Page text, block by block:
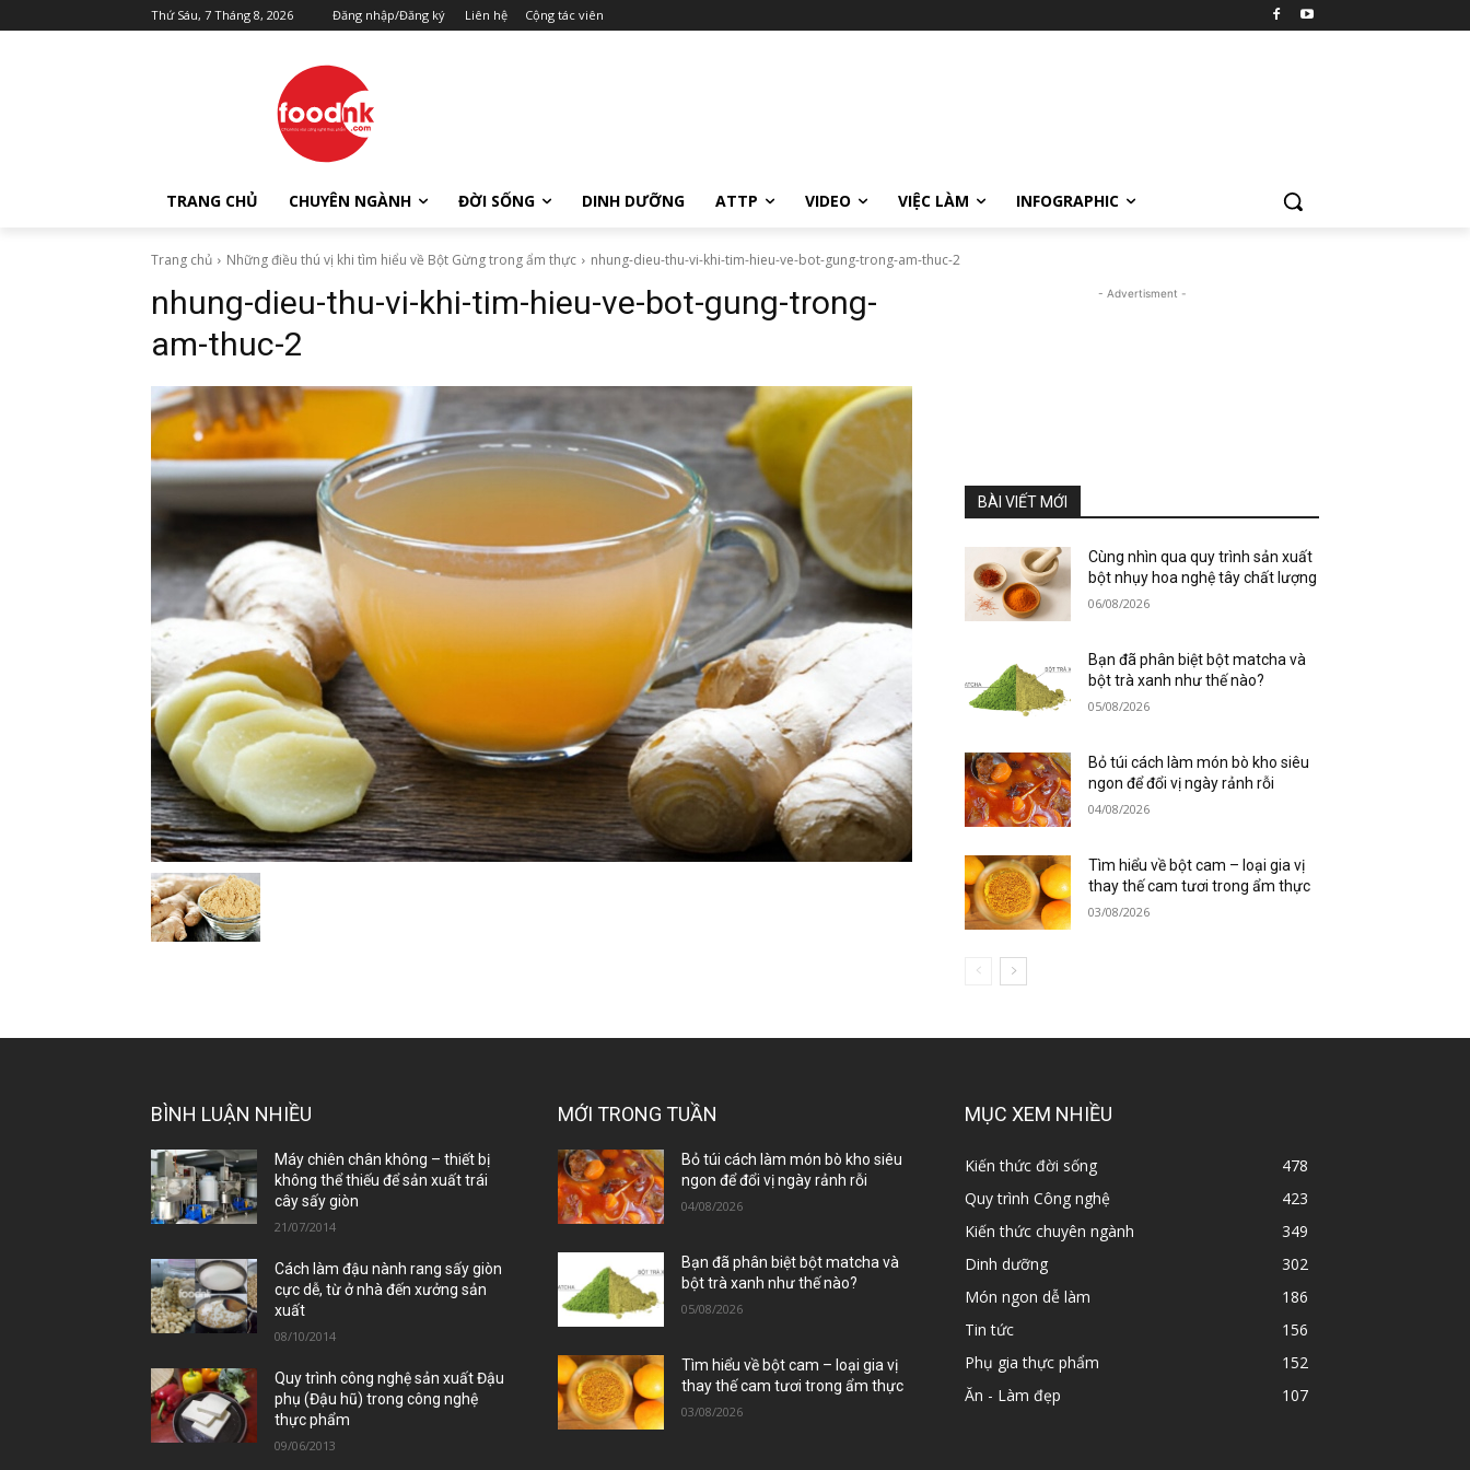
Thứ Sáu, 7 Tháng 8, 2026 Đăng nhập/Đăng ký Liên hệ Cộng tác viên
TRANG CHỦ CHUYÊN NGÀNH ĐỜI SỐNG DINH DƯỠNG ATTP VIDEO VIỆC LÀM INFOGRAPHIC
Trang chủ Những điều thú vị khi tìm hiểu về Bột Gừng trong ẩm thực nhung-dieu-thu-vi-khi-tim-hieu-ve-bot-gung-trong-am-thuc-2
nhung-dieu-thu-vi-khi-tim-hieu-ve-bot-gung-trong-
am-thuc-2
- Advertisment -
BÀI VIẾT MỚI
Cùng nhìn qua quy trình sản xuất
bột nhụy hoa nghệ tây chất lượng
06/08/2026
Bạn đã phân biệt bột matcha và
bột trà xanh như thế nào?
05/08/2026
Bỏ túi cách làm món bò kho siêu
ngon để đổi vị ngày rảnh rỗi
04/08/2026
Tìm hiểu về bột cam – loại gia vị
thay thế cam tươi trong ẩm thực
03/08/2026
BÌNH LUẬN NHIỀU
Máy chiên chân không – thiết bị
không thể thiếu để sản xuất trái
cây sấy giòn
21/07/2014
Cách làm đậu nành rang sấy giòn
cực dễ, từ ở nhà đến xưởng sản
xuất
08/10/2014
Quy trình công nghệ sản xuất Đậu
phụ (Đậu hũ) trong công nghệ
thực phẩm
09/06/2013
MỚI TRONG TUẦN
Bỏ túi cách làm món bò kho siêu
ngon để đổi vị ngày rảnh rỗi
04/08/2026
Bạn đã phân biệt bột matcha và
bột trà xanh như thế nào?
05/08/2026
Tìm hiểu về bột cam – loại gia vị
thay thế cam tươi trong ẩm thực
03/08/2026
MỤC XEM NHIỀU
Kiến thức đời sống
478
Quy trình Công nghệ
423
Kiến thức chuyên ngành
349
Dinh dưỡng
302
Món ngon dễ làm
186
Tin tức
156
Phụ gia thực phẩm
152
Ăn - Làm đẹp
107